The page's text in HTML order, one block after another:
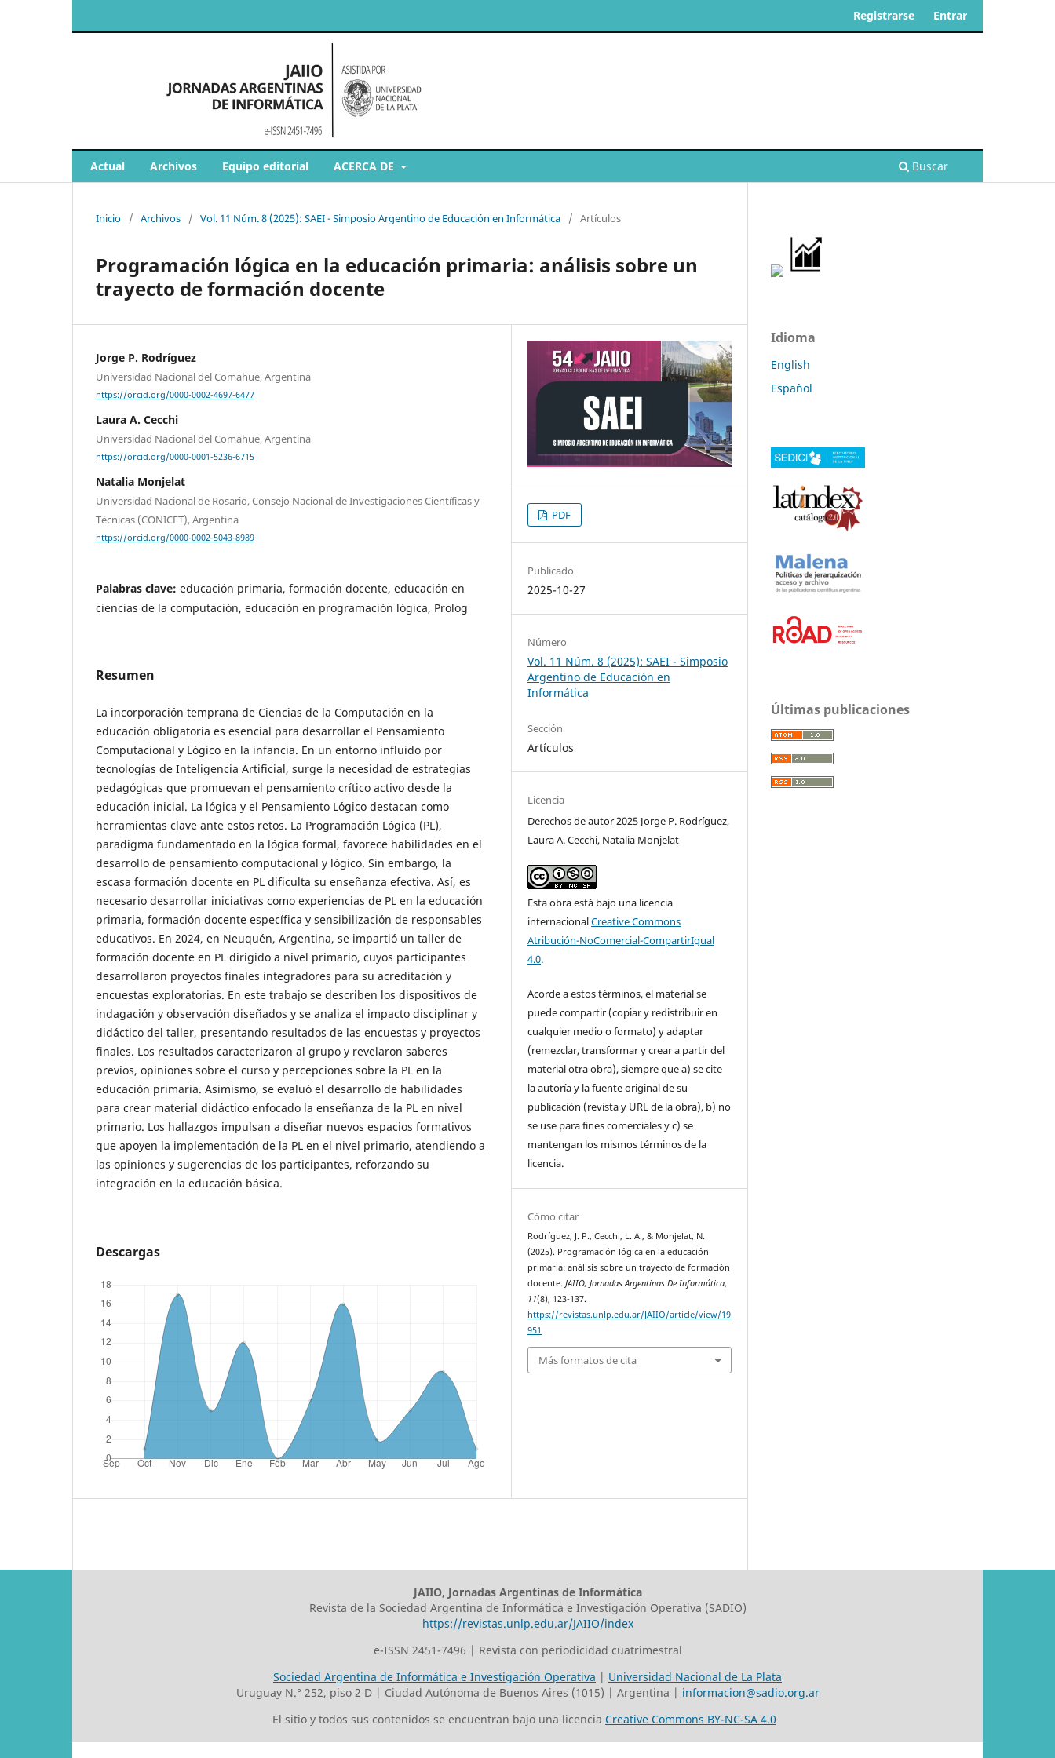
Actual Archivos Equipo editorial ACERCA DE Buscar
Registrarse Entrar
Inicio / Archivos / Vol. 11 Núm. 8 (2025): SAEI - Simposio Argentino de Educación en Informática / Artículos
Programación lógica en la educación primaria: análisis sobre un
trayecto de formación docente
Jorge P. Rodríguez
Universidad Nacional del Comahue, Argentina
https://orcid.org/0000-0002-4697-6477
Laura A. Cecchi
Universidad Nacional del Comahue, Argentina
https://orcid.org/0000-0001-5236-6715
Natalia Monjelat
Universidad Nacional de Rosario, Consejo Nacional de Investigaciones Científicas y
Técnicas (CONICET), Argentina
https://orcid.org/0000-0002-5043-8989
Palabras clave: educación primaria, formación docente, educación en
ciencias de la computación, educación en programación lógica, Prolog
Resumen
La incorporación temprana de Ciencias de la Computación en la
educación obligatoria es esencial para desarrollar el Pensamiento
Computacional y Lógico en la infancia. En un entorno influido por
tecnologías de Inteligencia Artificial, surge la necesidad de estrategias
pedagógicas que promuevan el pensamiento crítico activo desde la
educación inicial. La lógica y el Pensamiento Lógico destacan como
herramientas clave ante estos retos. La Programación Lógica (PL),
paradigma fundamentado en la lógica formal, favorece habilidades en el
desarrollo de pensamiento computacional y lógico. Sin embargo, la
escasa formación docente en PL dificulta su enseñanza efectiva. Así, es
necesario desarrollar iniciativas como experiencias de PL en la educación
primaria, formación docente específica y sensibilización de responsables
educativos. En 2024, en Neuquén, Argentina, se impartió un taller de
formación docente en PL dirigido a nivel primario, cuyos participantes
desarrollaron proyectos finales integradores para su acreditación y
encuestas exploratorias. En este trabajo se describen los dispositivos de
indagación y observación diseñados y se analiza el impacto disciplinar y
didáctico del taller, presentando resultados de las encuestas y proyectos
finales. Los resultados caracterizaron al grupo y revelaron saberes
previos, opiniones sobre el curso y percepciones sobre la PL en la
educación primaria. Asimismo, se evaluó el desarrollo de habilidades
para crear material didáctico enfocado la enseñanza de la PL en nivel
primario. Los hallazgos impulsan a diseñar nuevos espacios formativos
que apoyen la implementación de la PL en el nivel primario, atendiendo a
las opiniones y sugerencias de los participantes, reforzando su
integración en la educación básica.
Descargas
PDF
Publicado
2025-10-27
Número
Vol. 11 Núm. 8 (2025): SAEI - Simposio
Argentino de Educación en
Informática
Sección
Artículos
Licencia
Derechos de autor 2025 Jorge P. Rodríguez,
Laura A. Cecchi, Natalia Monjelat
Esta obra está bajo una licencia
internacionalCreative Commons
Atribución-NoComercial-CompartirIgual
4.0.
Acorde a estos términos, el material se
puede compartir (copiar y redistribuir en
cualquier medio o formato) y adaptar
(remezclar, transformar y crear a partir del
material otra obra), siempre que a) se cite
la autoría y la fuente original de su
publicación (revista y URL de la obra), b) no
se use para fines comerciales y c) se
mantengan los mismos términos de la
licencia.
Cómo citar
Rodríguez, J. P., Cecchi, L. A., & Monjelat, N.
(2025). Programación lógica en la educación
primaria: análisis sobre un trayecto de formación
docente.JAIIO, Jornadas Argentinas De Informática,
11(8), 123-137.
https://revistas.unlp.edu.ar/JAIIO/article/view/19
951
Más formatos de cita
Idioma
English
Español
Últimas publicaciones
JAIIO, Jornadas Argentinas de Informática
Revista de la Sociedad Argentina de Informática e Investigación Operativa (SADIO)
https://revistas.unlp.edu.ar/JAIIO/index
e-ISSN 2451-7496 | Revista con periodicidad cuatrimestral
Sociedad Argentina de Informática e Investigación Operativa | Universidad Nacional de La Plata
Uruguay N.° 252, piso 2 D | Ciudad Autónoma de Buenos Aires (1015) | Argentina | informacion@sadio.org.ar
El sitio y todos sus contenidos se encuentran bajo una licencia Creative Commons BY-NC-SA 4.0